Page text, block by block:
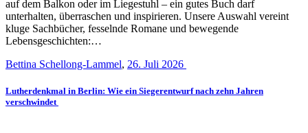
auf dem Balkon oder im Liegestuhl – ein gutes Buch darf
unterhalten, überraschen und inspirieren. Unsere Auswahl vereint
kluge Sachbücher, fesselnde Romane und bewegende
Lebensgeschichten:…
Bettina Schellong-Lammel, 26. Juli 2026
Lutherdenkmal in Berlin: Wie ein Siegerentwurf nach zehn Jahren
verschwindet